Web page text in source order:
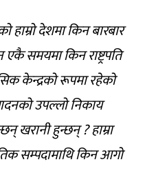
हाम्रो देशमा किन बारबार
समयमा किन राष्ट्रपति
केन्द्रको रूपमा रहेको
उपल्लो निकाय
खरानी हुन्छन् ? हाम्रा
सम्पदामाथि किन आगो